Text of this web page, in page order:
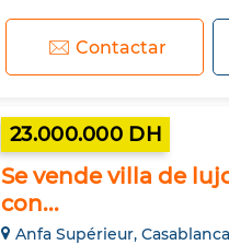
Contactar
23.000.000 DH
Se vende villa de
con...
Anfa Supérieur, Casablanca